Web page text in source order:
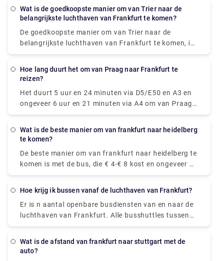
aan de reis begint .
Wat is de goedkoopste manier om van Trier naar de
belangrijkste luchthaven van Frankfurt te komen?
De goedkoopste manier om van Trier naar de
belangrijkste luchthaven van Frankfurt te komen, is
door een trein te nemen met een gemiddelde prijs
minder om de trein te nemen dan om te vliegen.
Hoe lang duurt het om van Praag naar Frankfurt te
reizen?
Het duurt 5 uur en 24 minuten via D5/E50 en A3 en
ongeveer 6 uur en 21 minuten via A4 om van Praag
naar Frankfurt te reizen, over een afstand van
Wat is de beste manier om van frankfurt naar heidelberg
te komen?
De beste manier om van frankfurt naar heidelberg te
komen is met de bus, die € 4-€ 8 kost en ongeveer 1
uur en 15 minuten duurt om de afstand af te leggen.
Bahn ICE-treinen die ongeveer 48 meter nodig
hebben om dezelfde afstand af te leggen.
Hoe krijg ik bussen vanaf de luchthaven van Frankfurt?
Er is n aantal openbare busdiensten van en naar de
luchthaven van Frankfurt. Alle busshuttles tussen
Terminal 1 en Terminal 2 rijden nu tussen 05.30 uur
de luchthaven te komen dankzij het uitgebreide
Wat is de afstand van frankfurt naar stuttgart met de
auto?